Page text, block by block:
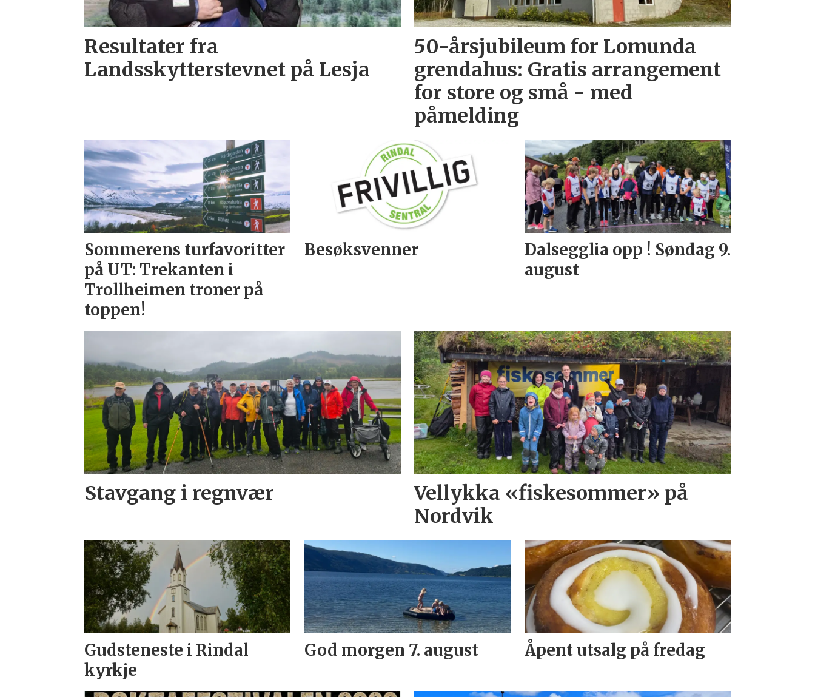
Resultater fra
Landsskytterstevnet på Lesja
50-årsjubileum for Lomunda
grendahus: Gratis arrangement
for store og små - med
påmelding
Sommerens turfavoritter
på UT: Trekanten i
Trollheimen troner på
toppen!
Besøksvenner
Dalsegglia opp ! Søndag 9.
august
Stavgang i regnvær
Vellykka «fiskesommer» på
Nordvik
Gudsteneste i Rindal
kyrkje
God morgen 7. august Åpent utsalg på fredag